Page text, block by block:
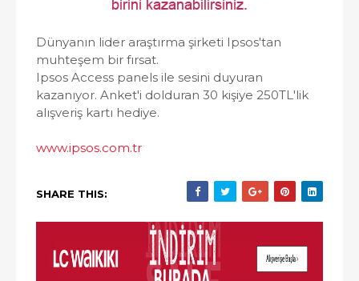
Dünyanın lider araştırma şirketi Ipsos'tan
muhteşem bir fırsat.
Ipsos Access panels ile sesini duyuran
kazanıyor. Anket'i dolduran 30 kişiye 250TL'lik
alışveriş kartı hediye.
www.ipsos.com.tr
SHARE THIS: